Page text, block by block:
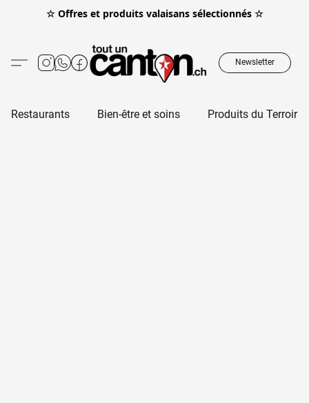
☆ Offres et produits valaisans sélectionnés ☆
Newsletter
Restaurants Bien-être et soins Produits du Terroir